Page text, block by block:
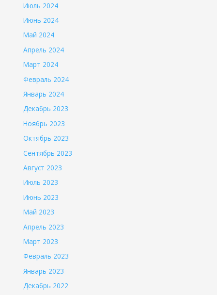
Июль 2024
Июнь 2024
Май 2024
Апрель 2024
Март 2024
Февраль 2024
Январь 2024
Декабрь 2023
Ноябрь 2023
Октябрь 2023
Сентябрь 2023
Август 2023
Июль 2023
Июнь 2023
Май 2023
Апрель 2023
Март 2023
Февраль 2023
Январь 2023
Декабрь 2022